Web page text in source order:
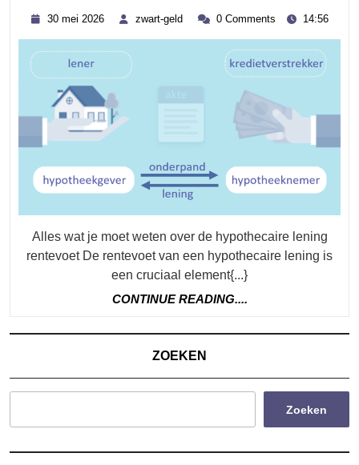
Je
30 mei 2026 zwart-geld
zwart- 0 Comments 14:56
Alles wat je moet weten over de hypothecaire lening
rentevoet De rentevoet van een hypothecaire lening is
een cruciaal element{...}
CONTINUE READING....
ZOEKEN
Zoeken